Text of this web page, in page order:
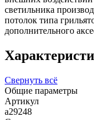
светильника
потолок типа
дополнительного
Свернуть всё
Общие параметры
Артикул
a29248